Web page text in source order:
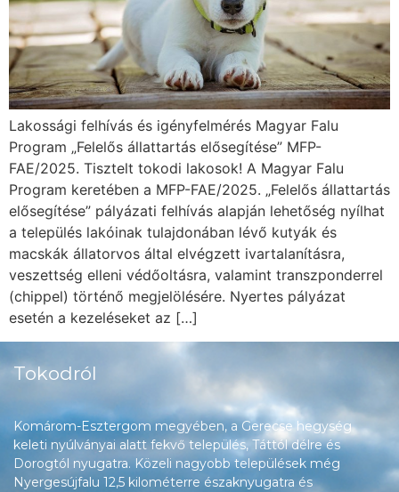
Lakossági felhívás és igényfelmérés Magyar Falu
Program „Felelős állattartás elősegítése” MFP-
FAE/2025. Tisztelt tokodi lakosok! A Magyar Falu
Program keretében a MFP-FAE/2025. „Felelős állattartás
elősegítése” pályázati felhívás alapján lehetőség nyílhat
a település lakóinak tulajdonában lévő kutyák és
macskák állatorvos által elvégzett ivartalanításra,
veszettség elleni védőoltásra, valamint transzponderrel
(chippel) történő megjelölésére. Nyertes pályázat
esetén a kezeléseket az […]
Tokodról
Komárom-Esztergom megyében, a Gerecse hegység
keleti nyúlványai alatt fekvő település, Táttól délre és
Dorogtól nyugatra. Közeli nagyobb települések még
Nyergesújfalu 12,5 kilométerre északnyugatra és